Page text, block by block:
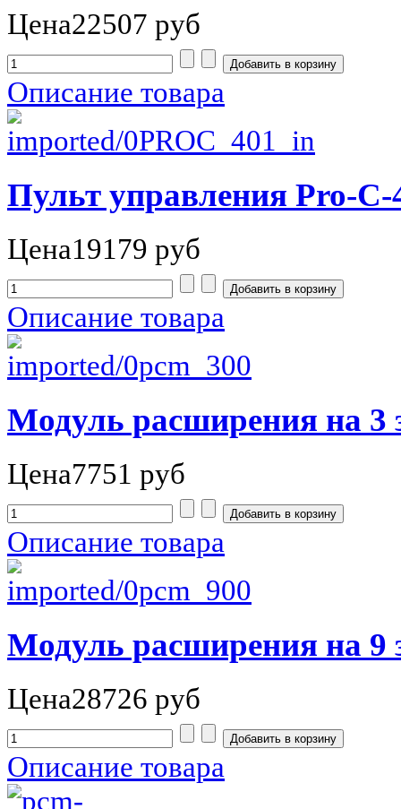
Цена22507 руб
Описание товара
Пульт управления Pro-C-
Цена19179 руб
Описание товара
Модуль расширения на 3
Цена7751 руб
Описание товара
Модуль расширения на 9
Цена28726 руб
Описание товара